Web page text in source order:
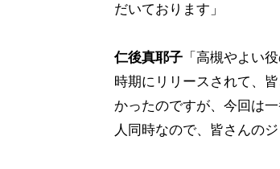
だいております」
仁後真耶子 「高槻やよい
時期にリリースされて、
かったのですが、今回は
人同時なので、皆さんの